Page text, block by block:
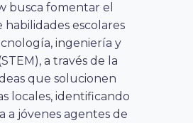
busca fomentar el
escolares
ingeniería y
a través de la
que solucionen
locales, identificando
a jóvenes agentes de